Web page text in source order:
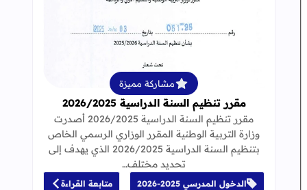
قراءة المزيد عن مقرر تنظيم السنة الدراسية
مشاركة مميزة
مقرر تنظيم السنة الدراسية 2026/2025
مقرر تنظيم السنة الدراسية 2026/2025 أصدرت
وزارة التربية الوطنية المقرر الوزاري الرسمي الخاص
بتنظيم السنة الدراسية 2026/2025 الذي يهدف إلى
تحديد مختلف…
الدخول المدرسي 2025-2026 متابعة القراءة